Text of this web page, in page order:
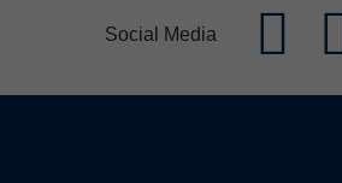
Social Media